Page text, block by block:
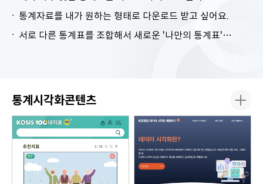
통계자료를 내가 원하는 형태로 다운로드 받고 싶어요.
서로 다른 통계표를 조합해서 새로운 '나만의 통계표'를 만들고 싶어요.
통계시각화콘텐츠